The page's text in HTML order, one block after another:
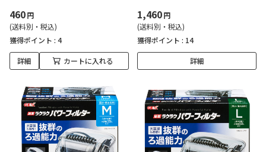
460円
(送料別・税込)
獲得ポイント : 4
詳細 カートに入れる
1,460円
(送料別・税込)
獲得ポイント : 14
詳細